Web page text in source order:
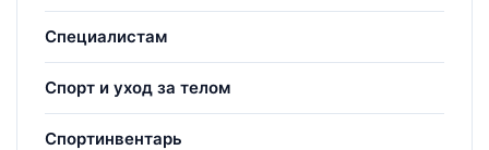
Специалистам
Спорт и уход за телом
Спортинвентарь